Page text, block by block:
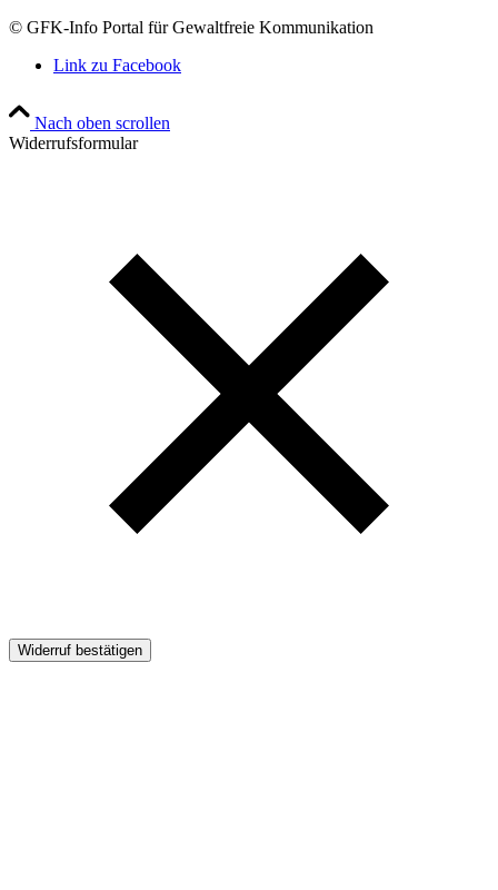
© GFK-Info Portal für Gewaltfreie Kommunikation
Link zu Facebook
Nach oben scrollen
Widerrufsformular
Widerruf bestätigen